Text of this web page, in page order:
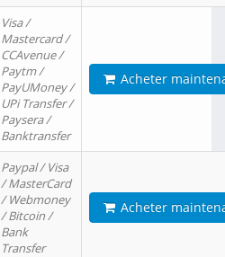
Visa /
Mastercard /
CCAvenue /
Paytm /
PayUMoney /
UPi Transfer /
Paysera /
Banktransfer
Acheter
Paypal / Visa
/ MasterCard
/ Webmoney
/ Bitcoin /
Bank
Transfer
Acheter